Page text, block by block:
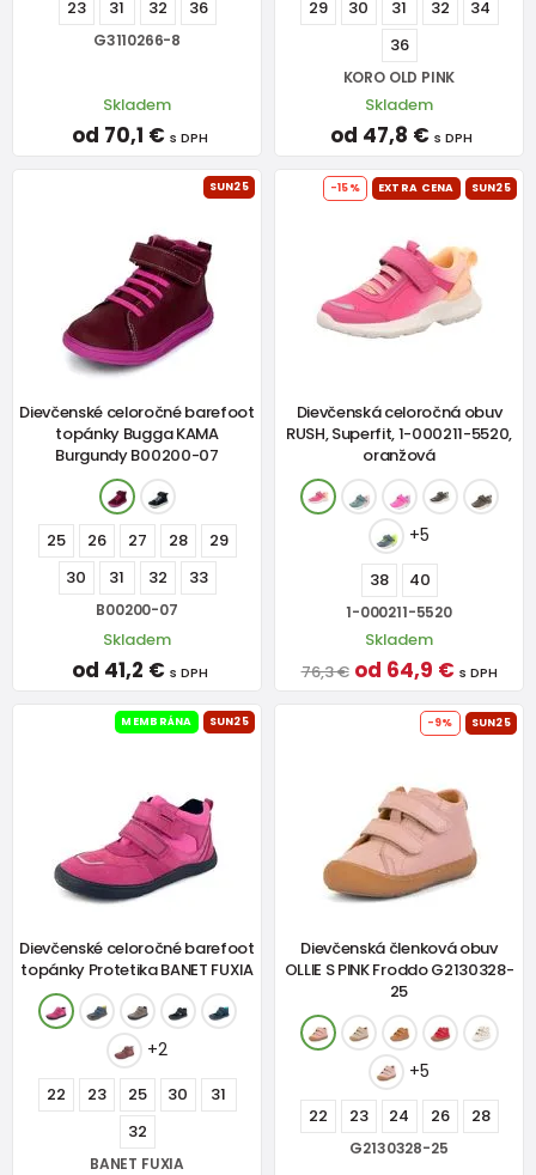
23 31 32 36
G3110266-8
Skladem
od 70,1 € s DPH
29 30 31 32
34
36
KORO OLD PINK
Skladem
od 47,8 € s DPH
SUN25
Dievčenské celoročné barefoot
topánky Bugga KAMA
Burgundy B00200-07
25 26 27 28
29
30
31 32 33
B00200-07
Skladem
od 41,2 € s DPH
-15% EXTRA CENA SUN25
Dievčenská celoročná obuv
RUSH, Superfit, 1-000211-5520,
oranžová
+5
38 40
1-000211-5520
Skladem
76,3 € od 64,9 € s DPH
MEMBRÁNA SUN25
Dievčenské celoročné barefoot
topánky Protetika BANET FUXIA
+2
22 23 25 30
31
32
BANET FUXIA
-9% SUN25
Dievčenská členková obuv
OLLIE S PINK Froddo G2130328-
25
+5
22 23 24 26 28
G2130328-25